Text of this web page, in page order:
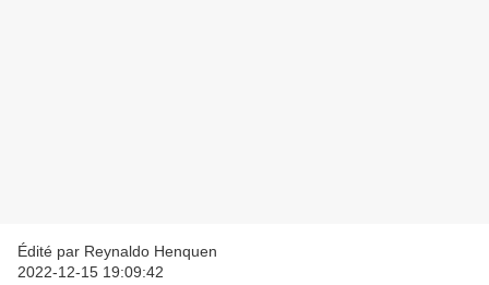
Édité par Reynaldo Henquen
2022-12-15 19:09:42